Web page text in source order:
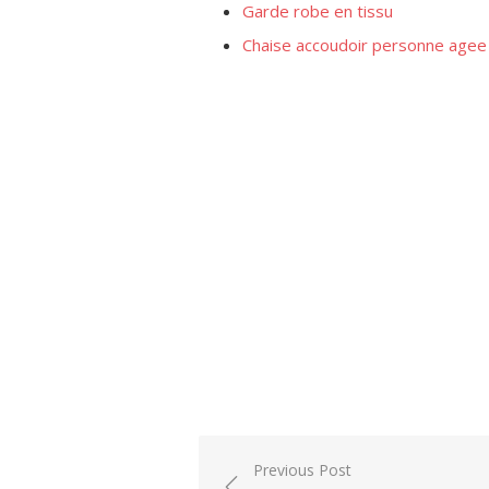
Garde robe en tissu
Chaise accoudoir personne agee
PostPrevious Post